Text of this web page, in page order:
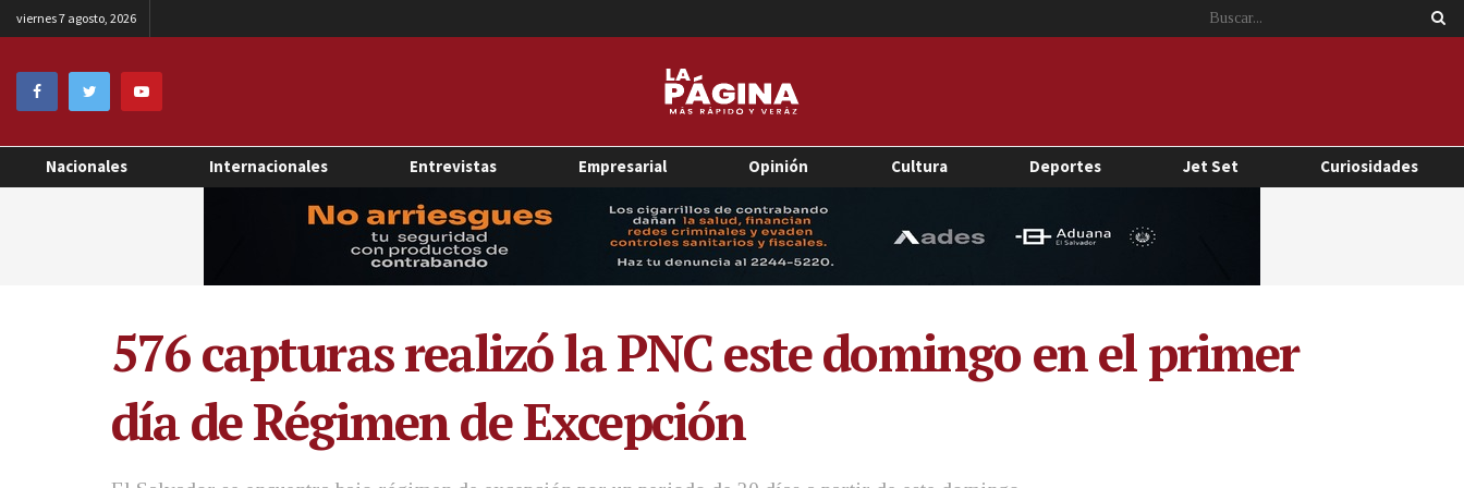
viernes 7 agosto, 2026
Nacionales Internacionales Entrevistas Empresarial Opinión Cultura Deportes Jet Set Curiosidades
576 capturas realizó la PNC este domingo en el primer
día de Régimen de Excepción